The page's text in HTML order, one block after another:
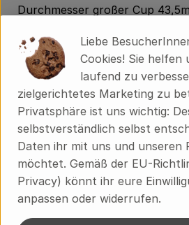
Durchmesser großer Cup
1 Säckchen zum Aufbewahren
Außergalaktisch coole
Designed in Berlin with love
Produktinformationen
Produktdatenblatt
Liebe
Cookies! Sie helfen
laufend zu
zielgerichtetes Marketing zu
Privatsphäre ist uns wichtig:
selbstverständlich selbst
Daten ihr mit uns und unseren
möchtet. Gemäß der EU-
Privacy) könnt ihr eure
anpassen oder widerrufen.